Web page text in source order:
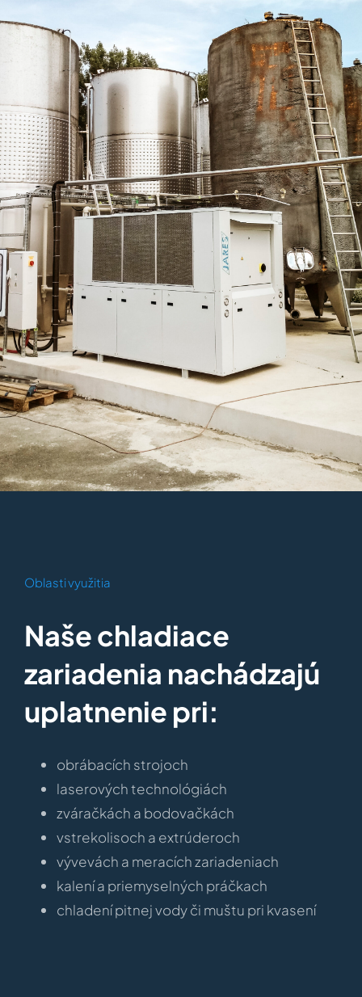
Oblasti využitia
Naše chladiace
zariadenia nachádzajú
uplatnenie pri:
obrábacích strojoch
laserových technológiách
zváračkách a bodovačkách
vstrekolisoch a extrúderoch
vývevách a meracích zariadeniach
kalení a priemyselných práčkach
chladení pitnej vody či muštu pri kvasení